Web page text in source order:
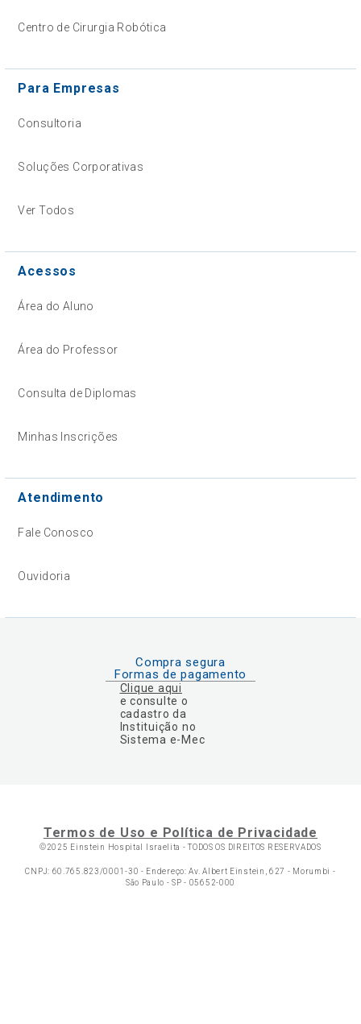
Centro de Cirurgia Robótica
Para Empresas
Consultoria
Soluções Corporativas
Ver Todos
Acessos
Área do Aluno
Área do Professor
Consulta de Diplomas
Minhas Inscrições
Atendimento
Fale Conosco
Ouvidoria
Compra segura
Formas de pagamento
Clique aqui
e consulte o
cadastro da
Instituição no
Sistema e-Mec
Termos de Uso e Política de Privacidade
©2025 Einstein Hospital Israelita -TODOS OS DIREITOS RESERVADOS
CNPJ: 60.765.823/0001-30 - Endereço: Av. Albert Einstein, 627 - Morumbi -
São Paulo - SP - 05652-000